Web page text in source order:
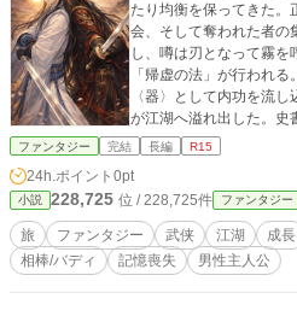
たり均衡を保ってきた。
会、そして奪われた者の
し、噂は刃となって霧を呼ぶ。 だが千年前、赤
「帰虚の法」が行われ
〈器〉として内功を流
が江湖へ溢れ出した。史
して千年後。霧深い赤霄
える。――白黎。 名を呼
た。だが白黎の内功は異
格が薄れていく。強大な
削れていく。 自分を削って守ろうとする白黎。かつて選ばな
かった夜を背負い、誰か
ら生まれた妖〈虚喰〉
ファンタジー 完結 長編 R15
24h.ポイント 0pt
小説 228,725 位 / 228,725件 ファンタジー
旅 ファンタジー 武侠 江湖 成長
相棒/バディ
記憶喪失 男性主人公